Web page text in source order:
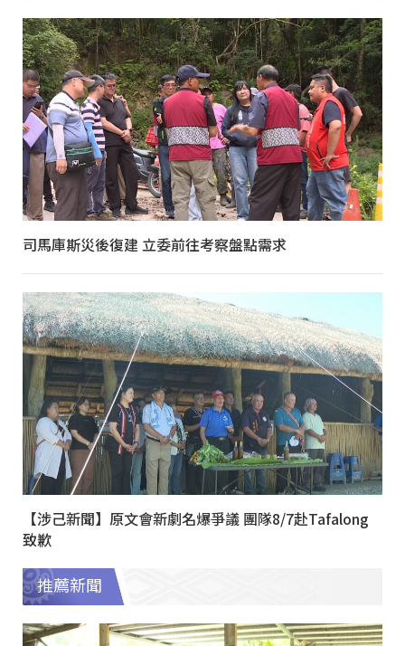
司馬庫斯災後復建 立委前往考察盤點需求
【涉己新聞】原文會新劇名爆爭議 團隊8/7赴Tafalong
致歉
推薦新聞